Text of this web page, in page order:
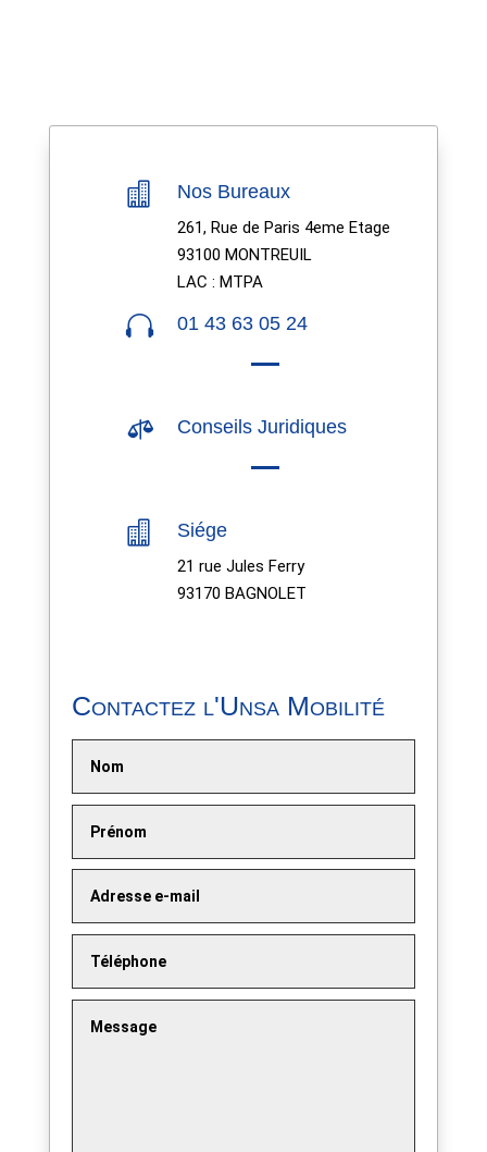
 Nos Bureaux
261, Rue de Paris 4eme Etage
93100 MONTREUIL
LAC : MTPA
 01 43 63 05 24
 Conseils Juridiques
 Siége
21 rue Jules Ferry
93170 BAGNOLET
Contactez l'Unsa Mobilité